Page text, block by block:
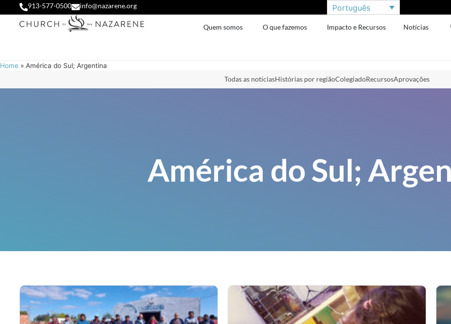
913-577-0500 info@nazarene.org Português
Quem somos O que fazemos Impacto e Recursos Notícias
Home » América do Sul; Argentina
Todas as notíciasHistórias por regiãoColegiadoRecursosAprovações
América do Sul;